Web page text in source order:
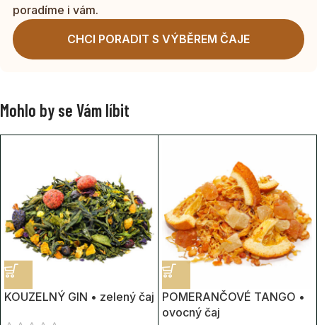
poradíme i vám.
CHCI PORADIT S VÝBĚREM ČAJE
Mohlo by se Vám líbit
KOUZELNÝ GIN • zelený čaj
POMERANČOVÉ TANGO •
ovocný čaj